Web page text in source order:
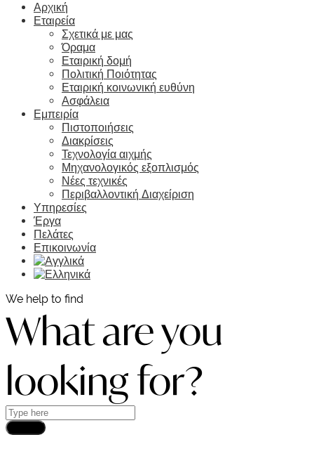
Αρχική
Εταιρεία
Σχετικά με μας
Όραμα
Εταιρική δομή
Πολιτική Ποιότητας
Εταιρική κοινωνική ευθύνη
Ασφάλεια
Εμπειρία
Πιστοποιήσεις
Διακρίσεις
Τεχνολογία αιχμής
Μηχανολογικός εξοπλισμός
Νέες τεχνικές
Περιβαλλοντική Διαχείριση
Υπηρεσίες
Έργα
Πελάτες
Επικοινωνία
We help to find
What are you
looking for?